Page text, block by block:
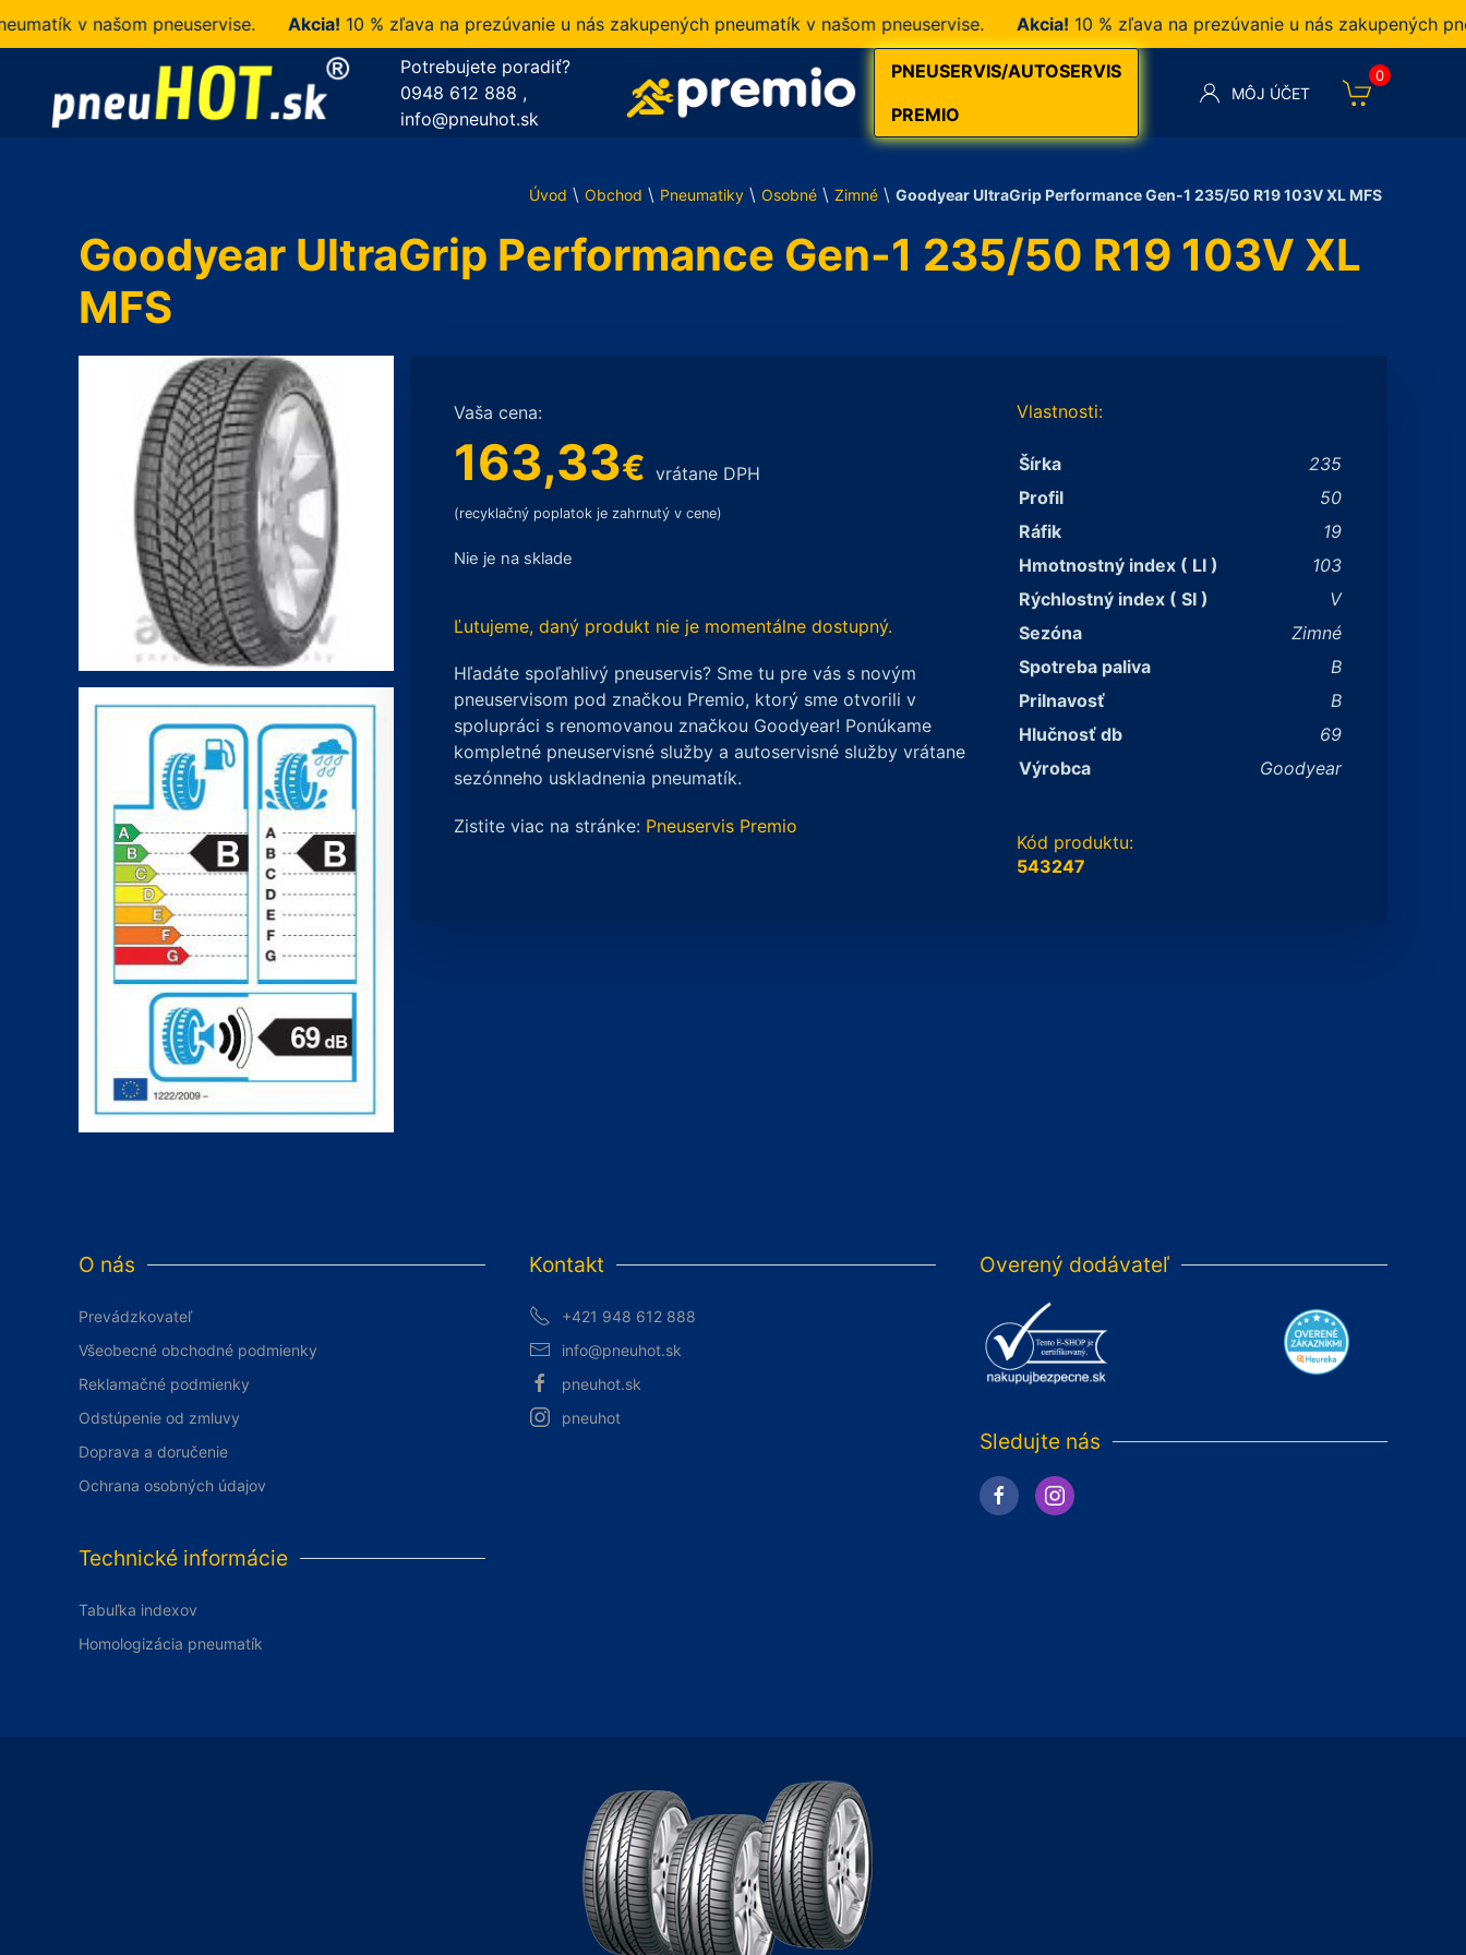
v našom pneuservise. Akcia!10 % zľava na prezúvanie u nás zakupených pneumatík v našom pneuservise. Akcia!10 % zľava na prezúvanie u nás zakupených
Potrebujete poradiť?
0948 612 888 ,
info@pneuhot.sk
PNEUSERVIS/AUTOSERVIS
PREMIO
MÔJ ÚČET
0
Úvod \ Obchod \ Pneumatiky \ Osobné \ Zimné \ Goodyear UltraGrip Performance Gen-1 235/50 R19 103V XL MFS
Goodyear UltraGrip Performance Gen-1 235/50 R19 103V XL
MFS
Vaša cena:
163,33€ vrátane DPH
(recyklačný poplatok je zahrnutý v cene)
Nie je na sklade
Ľutujeme, daný produkt nie je momentálne dostupný.
Hľadáte spoľahlivý pneuservis? Sme tu pre vás s novým
pneuservisom pod značkou Premio, ktorý sme otvorili v
spolupráci s renomovanou značkou Goodyear! Ponúkame
kompletné pneuservisné služby a autoservisné služby vrátane
sezónneho uskladnenia pneumatík.
Zistite viac na stránke: Pneuservis Premio
Vlastnosti:
Šírka
235
Profil
50
Ráfik
19
Hmotnostný index ( LI )
103
Rýchlostný index ( SI )
V
Sezóna
Zimné
Spotreba paliva
B
Prilnavosť
B
Hlučnosť db
69
Výrobca
Goodyear
Kód produktu:
543247
O nás
Prevádzkovateľ
Všeobecné obchodné podmienky
Reklamačné podmienky
Odstúpenie od zmluvy
Doprava a doručenie
Ochrana osobných údajov
Technické informácie
Tabuľka indexov
Homologizácia pneumatík
Kontakt
+421 948 612 888
info@pneuhot.sk
pneuhot.sk
pneuhot
Overený dodávateľ
Sledujte nás